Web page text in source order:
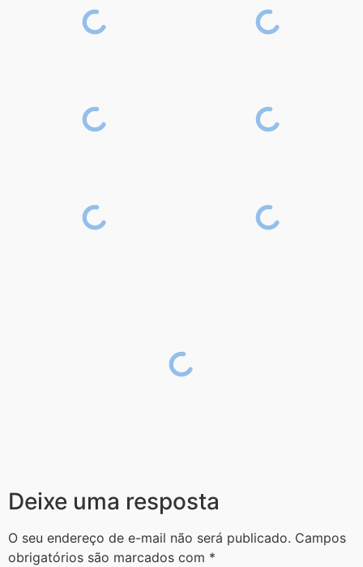
Deixe uma resposta
O seu endereço de e-mail não será publicado. Campos
obrigatórios são marcados com *